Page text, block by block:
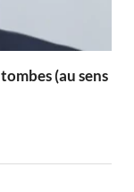
(au sens